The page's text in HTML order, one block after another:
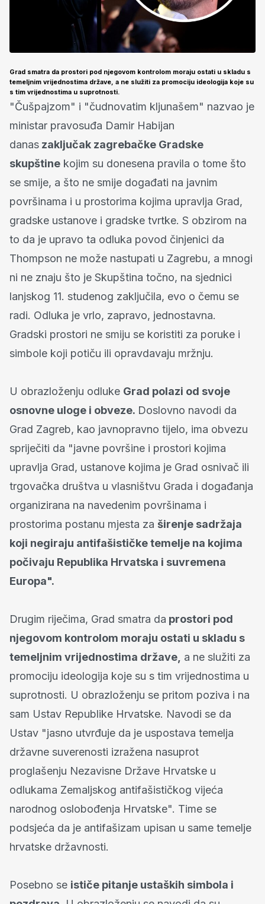
Grad smatra da prostori pod njegovom kontrolom moraju ostati u skladu s
temeljnim vrijednostima države, a ne služiti za promociju ideologija koje su
s tim vrijednostima u suprotnosti.
"Čušpajzom" i "čudnovatim kljunašem" nazvao je
ministar pravosuđa Damir Habijan
danas zaključak zagrebačke Gradske
skupštine kojim su donesena pravila o tome što
se smije, a što ne smije događati na javnim
površinama i u prostorima kojima upravlja Grad,
gradske ustanove i gradske tvrtke. S obzirom na
to da je upravo ta odluka povod činjenici da
Thompson ne može nastupati u Zagrebu, a mnogi
ni ne znaju što je Skupština točno, na sjednici
lanjskog 11. studenog zaključila, evo o čemu se
radi. Odluka je vrlo, zapravo, jednostavna.
Gradski prostori ne smiju se koristiti za poruke i
simbole koji potiču ili opravdavaju mržnju.
U obrazloženju odluke Grad polazi od svoje
osnovne uloge i obveze. Doslovno navodi da
Grad Zagreb, kao javnopravno tijelo, ima obvezu
spriječiti da "javne površine i prostori kojima
upravlja Grad, ustanove kojima je Grad osnivač ili
trgovačka društva u vlasništvu Grada i događanja
organizirana na navedenim površinama i
prostorima postanu mjesta za širenje sadržaja
koji negiraju antifašističke temelje na kojima
počivaju Republika Hrvatska i suvremena
Europa".
Drugim riječima, Grad smatra da prostori pod
njegovom kontrolom moraju ostati u skladu s
temeljnim vrijednostima države, a ne služiti za
promociju ideologija koje su s tim vrijednostima u
suprotnosti. U obrazloženju se pritom poziva i na
sam Ustav Republike Hrvatske. Navodi se da
Ustav "jasno utvrđuje da je uspostava temelja
državne suverenosti izražena nasuprot
proglašenju Nezavisne Države Hrvatske u
odlukama Zemaljskog antifašističkog vijeća
narodnog oslobođenja Hrvatske". Time se
podsjeća da je antifašizam upisan u same temelje
hrvatske državnosti.
Posebno se ističe pitanje ustaških simbola i